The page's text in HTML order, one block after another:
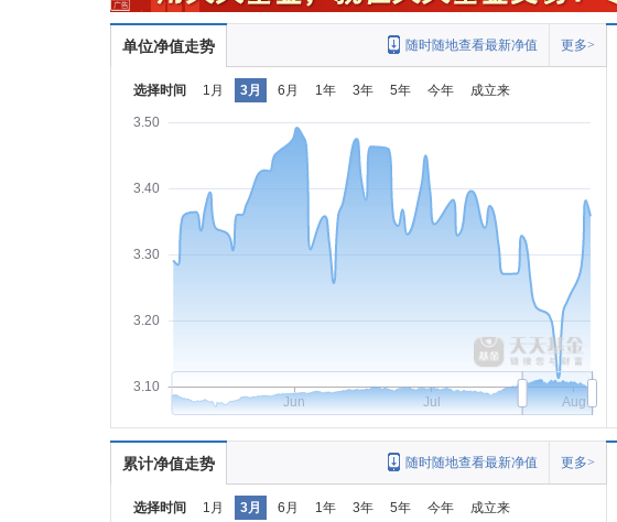
单位净值走势 更多>
随时随地查看最新净值
选择时间 1月 3月 6月 1年 3年 5年 今年 成立来
3.10
3.20
3.30
3.40
3.50
Jun Jul Aug
累计净值走势 更多>
随时随地查看最新净值
选择时间 1月 3月 6月 1年 3年 5年 今年 成立来